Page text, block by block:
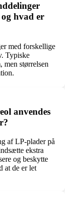
hvad er
med forskellige
Typiske
men størrelsen
anvendes
af LP-plader på
ekstra
og beskytte
at de er let